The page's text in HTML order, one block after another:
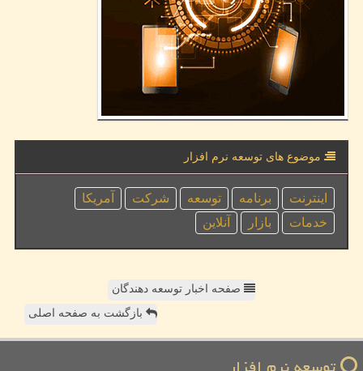
موضوع های توسعه نرم افزار
اینترنت برنامه توسعه شركت
آمریكا
خدمات
بازار آنلاین
صفحه اخبار توسعه دهندگان
بازگشت به صفحه اصلی